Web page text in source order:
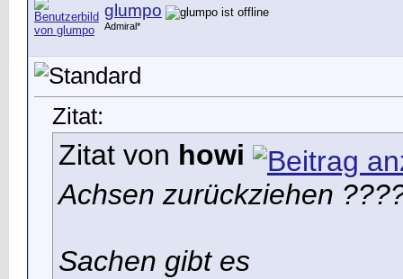
glumpo
Admiral*
Zitat:
Zitat von howi
Achsen zurückziehen
Sachen gibt es